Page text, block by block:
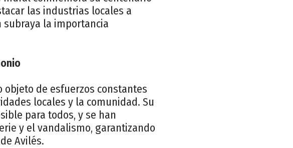
las industrias locales a
la importancia
objeto de esfuerzos constantes
locales y la comunidad. Su
para todos, y se han
y el vandalismo, garantizando
Avilés.